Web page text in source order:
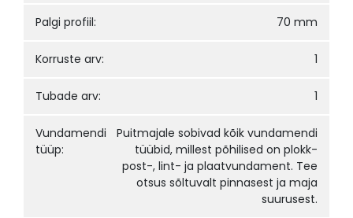
Palgi profiil: 70 mm
Korruste arv: 1
Tubade arv: 1
Vundamendi
tüüp:
Puitmajale sobivad kõik vundamendi
tüübid, millest põhilised on plokk-
post-, lint- ja plaatvundament. Tee
otsus sõltuvalt pinnasest ja maja
suurusest.